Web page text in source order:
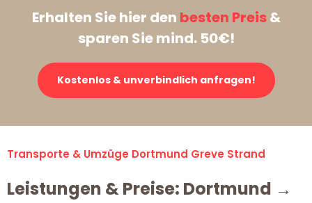
Erhalten Sie hier den besten Preis&
sparen Sie mind. 50€!
Kostenlos & unverbindlich anfragen!
Transporte & Umzüge Dortmund Greve Strand
Leistungen & Preise: Dortmund →